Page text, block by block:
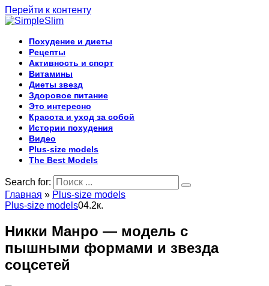
Перейти к контенту
Похудение и диеты
Рецепты
Активность и спорт
Витамины
Диеты звезд
Здоровое питание
Это интересно
Красота и уход за собой
Истории похудения
Видео
Plus-size models
The Best Models
Search for:
Главная » Plus-size models
Plus-size models04.2к.
Никки Манро — модель с
пышными формами и звезда
соцсетей